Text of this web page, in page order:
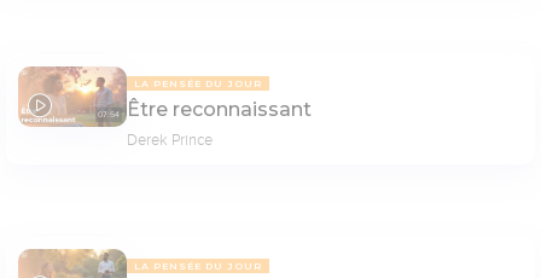
07:54
LA PENSÉE DU JOUR
Être reconnaissant
Derek Prince
LA PENSÉE DU JOUR